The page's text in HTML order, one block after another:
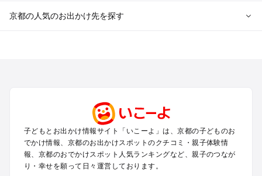
京都の人気のお出かけ先を探す
天橋立・舞鶴・丹後半島のプールお出かけ
福知山・綾部のプールお出かけ
亀岡・湯の花・美山・丹波のプールお出かけ
嵐山・嵯峨野・高雄のプールお出かけ
烏丸・二条城・北野天満宮のプールお出かけ
子どもとお出かけ情報サイト「いこーよ」は、京都の子どものお
でかけ情報、京都のお出かけスポットのクチコミ・親子体験情
報、京都のおでかけスポット人気ランキングなど、親子のつなが
り・幸せを願って日々運営しております。